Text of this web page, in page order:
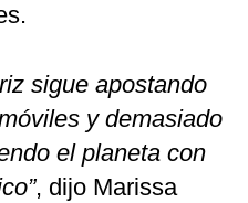
sigue apostando
y demasiado
el planeta con
, dijo Marissa